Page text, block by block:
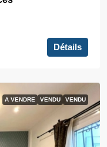
Détails
A VENDRE VENDU VENDU